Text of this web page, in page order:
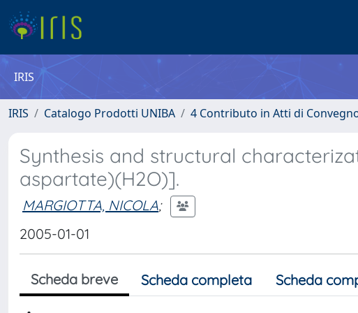
IRIS
IRIS Catalogo Prodotti UNIBA 4 Contributo in Atti di
Synthesis and structural
aspartate)(H2O)].
MARGIOTTA, NICOLA;
2005-01-01
Scheda breve Scheda completa Scheda